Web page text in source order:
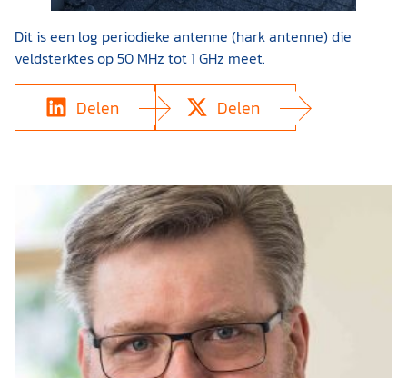
Dit is een log periodieke antenne (hark antenne) die
veldsterktes op 50 MHz tot 1 GHz meet.
Delen Delen